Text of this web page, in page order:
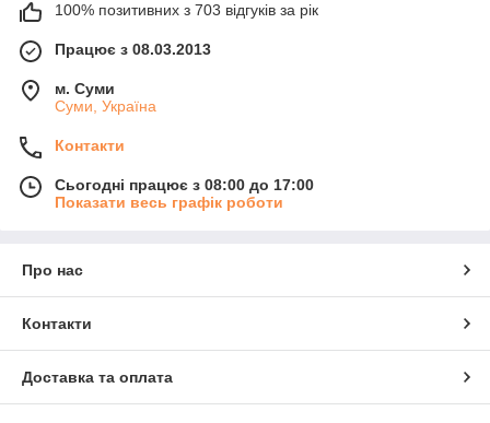
100% позитивних з 703 відгуків за рік
Працює з 08.03.2013
м. Суми
Суми, Україна
Контакти
Сьогодні працює з 08:00 до 17:00
Показати весь графік роботи
Про нас
Контакти
Доставка та оплата